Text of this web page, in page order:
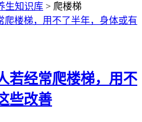
生知识库 > 爬楼梯
若经常爬楼梯，用不
些改善